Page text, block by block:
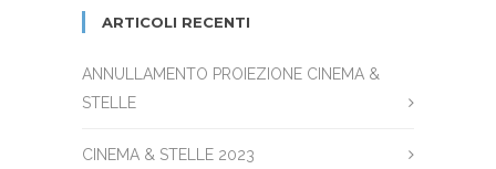
ARTICOLI RECENTI
ANNULLAMENTO PROIEZIONE CINEMA &
STELLE
CINEMA & STELLE 2023